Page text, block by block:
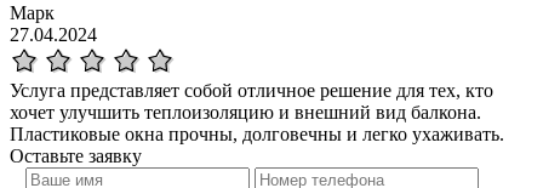
Марк
27.04.2024
Услуга представляет собой отличное решение для тех, кто
хочет улучшить теплоизоляцию и внешний вид балкона.
Пластиковые окна прочны, долговечны и легко ухаживать.
Оставьте заявку